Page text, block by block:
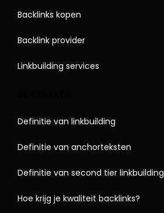
Backlinks kopen
Backlink provider
Linkbuilding services
Definitie van linkbuilding
Definitie van anchorteksten
Definitie van second tier linkbuilding
Hoe krijg je kwaliteit backlinks?